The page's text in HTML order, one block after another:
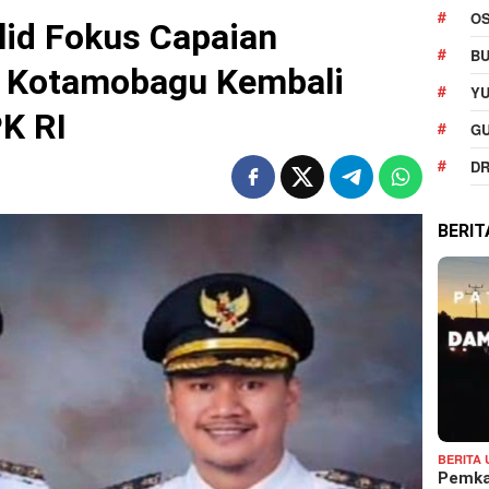
Fokus Capaian
Kembali
RI
BERITA